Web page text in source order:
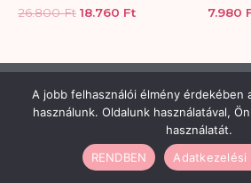
26.800Ft 18.760 Ft 7.980
Adatkezelési tájékoztató-
Elállási minta-
Szállítási információk
A jobb felhasználói élmény érdekében
használunk. Oldalunk használatával,
használatát.
RENDBEN